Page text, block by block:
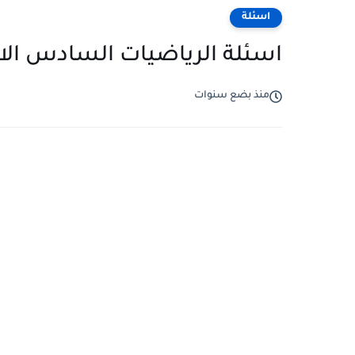
اسئلة
اسئلة الرياضيات السادس الابتدائي 2025 الدور
منذ بضع سنوات